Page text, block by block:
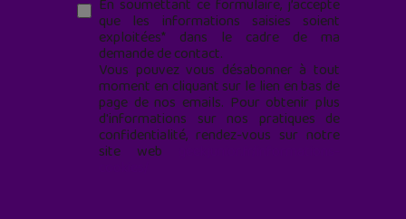
En soumettant ce formulaire, j’accepte
que les informations saisies soient
exploitées* dans le cadre de ma
demande de contact.
Vous pouvez vous désabonner à tout
moment en cliquant sur le lien en bas de
page de nos emails. Pour obtenir plus
d'informations sur nos pratiques de
confidentialité, rendez-vous sur notre
site web